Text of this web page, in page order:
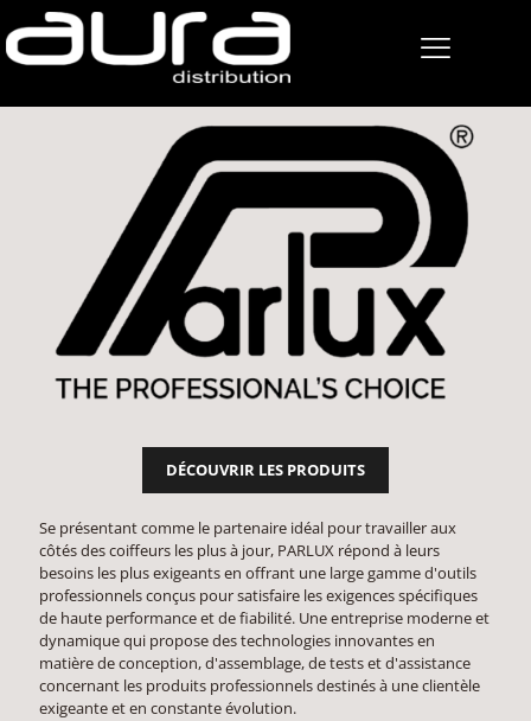
DÉCOUVRIR LES PRODUITS
Se présentant comme le partenaire idéal pour travailler aux
côtés des coiffeurs les plus à jour, PARLUX répond à leurs
besoins les plus exigeants en offrant une large gamme d'outils
professionnels conçus pour satisfaire les exigences spécifiques
de haute performance et de fiabilité. Une entreprise moderne et
dynamique qui propose des technologies innovantes en
matière de conception, d'assemblage, de tests et d'assistance
concernant les produits professionnels destinés à une clientèle
exigeante et en constante évolution.